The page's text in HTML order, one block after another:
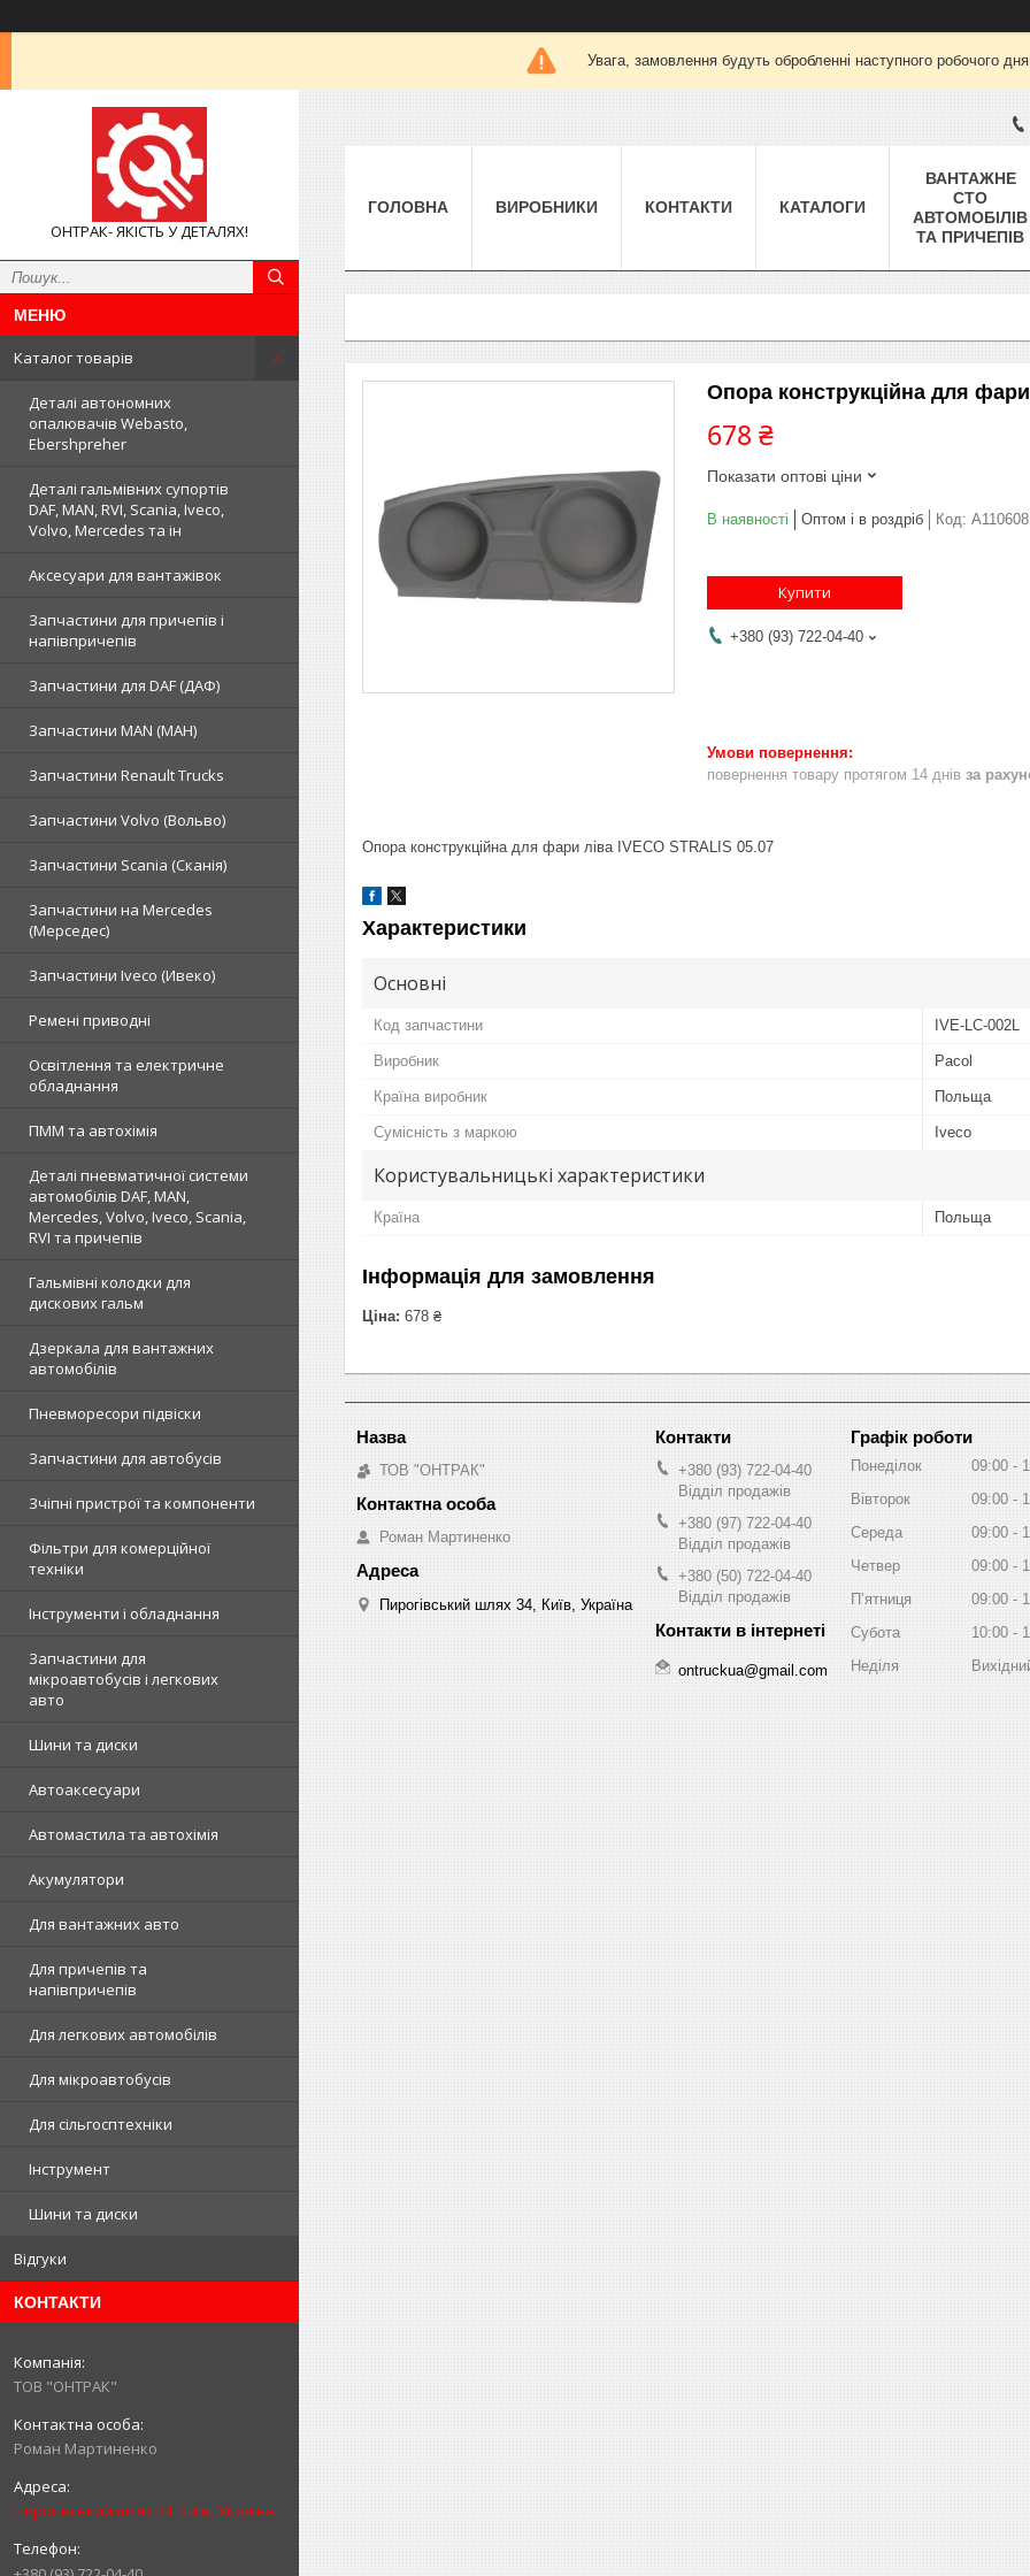
Увага, замовлення будуть обробленні наступного робочого
ОНТРАК- ЯКІСТЬ У ДЕТАЛЯХ!
Каталог товарів
Деталі автономних
опалювачів Webasto,
Ebershpreher
Деталі гальмівних супортів
DAF, MAN, RVI, Scania, Iveco,
Volvo, Mercedes та ін
Аксесуари для вантажівок
Запчастини для причепів і
напівпричепів
Запчастини для DAF (ДАФ)
Запчастини MAN (МАН)
Запчастини Renault Trucks
Запчастини Volvo (Вольво)
Запчастини Scania (Сканія)
Запчастини на Mercedes
(Мерседес)
Запчастини Iveco (Ивеко)
Ремені приводні
Освітлення та електричне
обладнання
ПММ та автохімія
Деталі пневматичної системи
автомобілів DAF, MAN,
Mercedes, Volvo, Iveco, Scania,
RVI та причепів
Гальмівні колодки для
дискових гальм
Дзеркала для вантажних
автомобілів
Пневморесори підвіски
Запчастини для автобусів
Зчіпні пристрої та компоненти
Фільтри для комерційної
техніки
Інструменти і обладнання
Запчастини для
мікроавтобусів і легкових
авто
Шини та диски
Автоаксесуари
Автомастила та автохімія
Акумулятори
Для вантажних авто
Для причепів та
напівпричепів
Для легкових автомобілів
Для мікроавтобусів
Для сільгосптехніки
Інструмент
Шини та диски
Відгуки
КОНТАКТИ
ТОВ "ОНТРАК"
Роман Мартиненко
Пирогівський шлях 34, Київ, Україна
ГОЛОВНА ВИРОБНИКИ КОНТАКТИ КАТАЛОГИ
ВАНТАЖНЕ
СТО
АВТОМОБІЛІВ
ТА ПРИЧЕПІВ
Опора конструкційна для
678 ₴
Показати оптові ціни
В наявності Оптом і в роздріб Код: A110608
Купити
+380 (93) 722-04-40
повернення товару протягом 14 днів за
Опора конструкційна для фари ліва IVECO STRALIS 05.07
Характеристики
Основні
Код запчастини IVE-LC-002L
Виробник Pacol
Країна виробник Польща
Сумісність з маркою Iveco
Користувальницькі характеристики
Країна Польща
Інформація для замовлення
Ціна: 678 ₴
ТОВ "ОНТРАК"
Роман Мартиненко
Пирогівський шлях 34, Київ, Україна
+380 (93) 722-04-40
Відділ продажів
+380 (97) 722-04-40
Відділ продажів
+380 (50) 722-04-40
Відділ продажів
ontruckua@gmail.com
Графік роботи
Понеділок 09:00
Вівторок
09:00
Середа
09:00
Четвер
09:00
Пʼятниця
09:00
Субота
10:00
Неділя